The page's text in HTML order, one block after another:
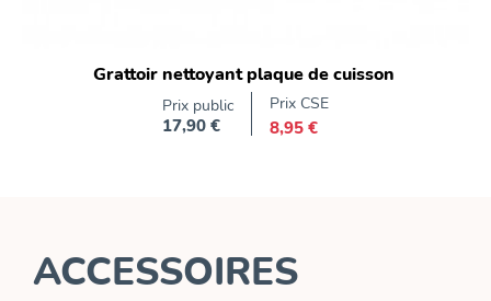
Grattoir nettoyant plaque de cuisson
Prix public
Prix
17,90 €
Prix CSE
8,95 €
ACCESSOIRES